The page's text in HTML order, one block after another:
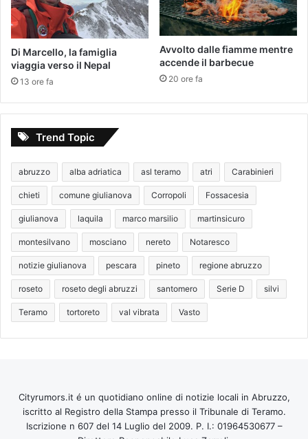
Di Marcello, la famiglia
viaggia verso il Nepal
13 ore fa
Avvolto dalle fiamme mentre
accende il barbecue
20 ore fa
Trend Topic
abruzzo alba adriatica asl teramo atri Carabinieri
chieti comune giulianova Corropoli Fossacesia
giulianova laquila marco marsilio martinsicuro
montesilvano mosciano nereto Notaresco
notizie giulianova pescara pineto regione abruzzo
roseto roseto degli abruzzi santomero Serie D silvi
Teramo tortoreto val vibrata Vasto
Cityrumors.it é un quotidiano online di notizie locali in Abruzzo,
iscritto al Registro della Stampa presso il Tribunale di Teramo.
Iscrizione n 607 del 14 Luglio del 2009. P. I.: 01964530677 –